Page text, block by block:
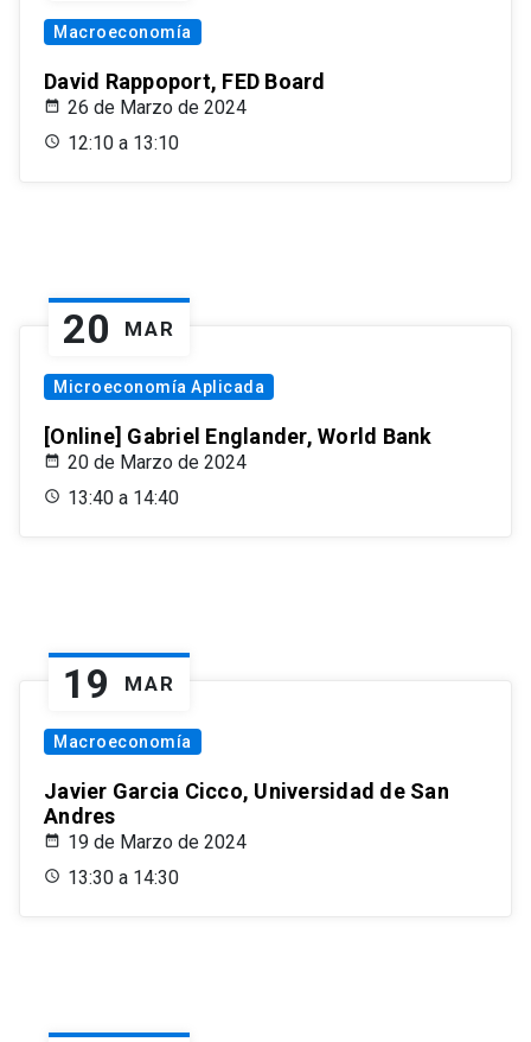
Macroeconomía
David Rappoport, FED Board
26 de Marzo de 2024
12:10 a 13:10
20 MAR
Microeconomía Aplicada
[Online] Gabriel Englander, World Bank
20 de Marzo de 2024
13:40 a 14:40
19 MAR
Macroeconomía
Javier Garcia Cicco, Universidad de San
Andres
19 de Marzo de 2024
13:30 a 14:30